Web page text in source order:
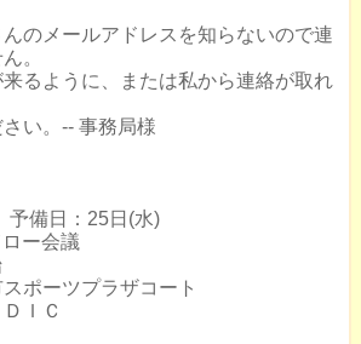
のメールアドレスを知らないので連
。
るように、または私から連絡が取れ
い。-- 事務局様
備日：25日(水)
ー会議
ポーツプラザコート
ＩＣ